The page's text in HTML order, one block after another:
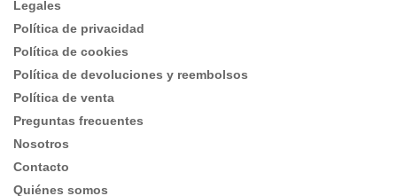
Legales
Política de privacidad
Política de cookies
Política de devoluciones y reembolsos
Política de venta
Preguntas frecuentes
Nosotros
Contacto
Quiénes somos